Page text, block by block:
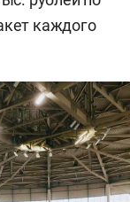
каждого